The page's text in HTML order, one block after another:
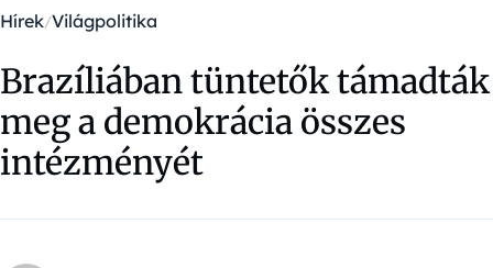
Hírek Világpolitika
Brazíliában tüntetők támadták
meg a demokrácia összes
intézményét